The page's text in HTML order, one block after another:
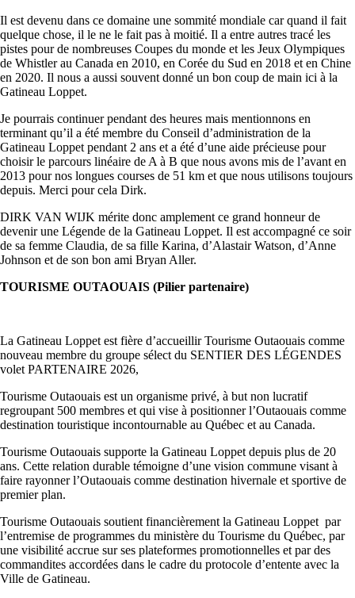
Il est devenu dans ce domaine une sommité mondiale car quand il fait
quelque chose, il le ne le fait pas à moitié. Il a entre autres tracé les
pistes pour de nombreuses Coupes du monde et les Jeux Olympiques
de Whistler au Canada en 2010, en Corée du Sud en 2018 et en Chine
en 2020. Il nous a aussi souvent donné un bon coup de main ici à la
Gatineau Loppet.
Je pourrais continuer pendant des heures mais mentionnons en
terminant qu’il a été membre du Conseil d’administration de la
Gatineau Loppet pendant 2 ans et a été d’une aide précieuse pour
choisir le parcours linéaire de A à B que nous avons mis de l’avant en
2013 pour nos longues courses de 51 km et que nous utilisons toujours
depuis. Merci pour cela Dirk.
DIRK VAN WIJK mérite donc amplement ce grand honneur de
devenir une Légende de la Gatineau Loppet. Il est accompagné ce soir
de sa femme Claudia, de sa fille Karina, d’Alastair Watson, d’Anne
Johnson et de son bon ami Bryan Aller.
TOURISME OUTAOUAIS (Pilier partenaire)
La Gatineau Loppet est fière d’accueillir Tourisme Outaouais comme
nouveau membre du groupe sélect du SENTIER DES LÉGENDES
volet PARTENAIRE 2026,
Tourisme Outaouais est un organisme privé, à but non lucratif
regroupant 500 membres et qui vise à positionner l’Outaouais comme
destination touristique incontournable au Québec et au Canada.
Tourisme Outaouais supporte la Gatineau Loppet depuis plus de 20
ans. Cette relation durable témoigne d’une vision commune visant à
faire rayonner l’Outaouais comme destination hivernale et sportive de
premier plan.
Tourisme Outaouais soutient financièrement la Gatineau Loppet par
l’entremise de programmes du ministère du Tourisme du Québec, par
une visibilité accrue sur ses plateformes promotionnelles et par des
commandites accordées dans le cadre du protocole d’entente avec la
Ville de Gatineau.